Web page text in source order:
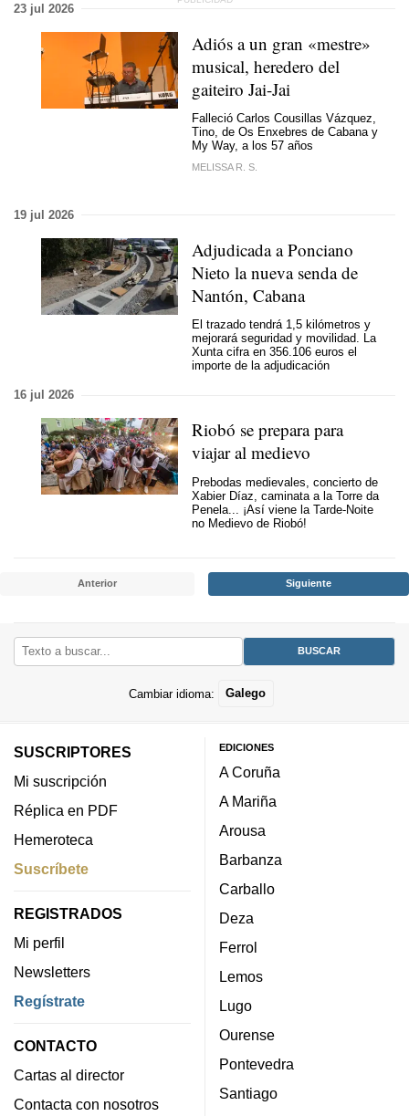
23 jul 2026
Adiós a un gran «mestre»
musical, heredero del
gaiteiro Jai-Jai
Falleció Carlos Cousillas Vázquez,
Tino, de Os Enxebres de Cabana y
My Way, a los 57 años
MELISSA R. S.
19 jul 2026
Adjudicada a Ponciano
Nieto la nueva senda de
Nantón, Cabana
El trazado tendrá 1,5 kilómetros y
mejorará seguridad y movilidad. La
Xunta cifra en 356.106 euros el
importe de la adjudicación
16 jul 2026
Riobó se prepara para
viajar al medievo
Prebodas medievales, concierto de
Xabier Díaz, caminata a la Torre da
Penela... ¡Así viene la Tarde-Noite
no Medievo de Riobó!
Anterior Siguiente
Cambiar idioma: Galego
SUSCRIPTORES
Mi suscripción
Réplica en PDF
Hemeroteca
Suscríbete
REGISTRADOS
Mi perfil
Newsletters
Regístrate
CONTACTO
Cartas al director
Contacta con nosotros
EDICIONES
A Coruña
A Mariña
Arousa
Barbanza
Carballo
Deza
Ferrol
Lemos
Lugo
Ourense
Pontevedra
Santiago